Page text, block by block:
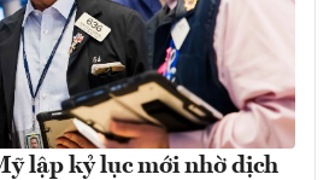
lập kỷ lục mới nhờ dịch